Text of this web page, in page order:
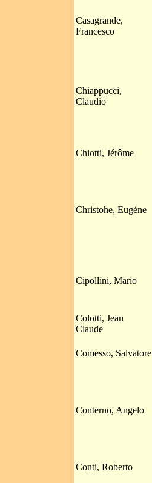
Casagrande,
Francesco
Chiappucci,
Claudio
Chiotti, Jérôme
Christohe, Eugéne
Cipollini, Mario
Colotti, Jean
Claude
Comesso, Salvatore
Conterno, Angelo
Conti, Roberto